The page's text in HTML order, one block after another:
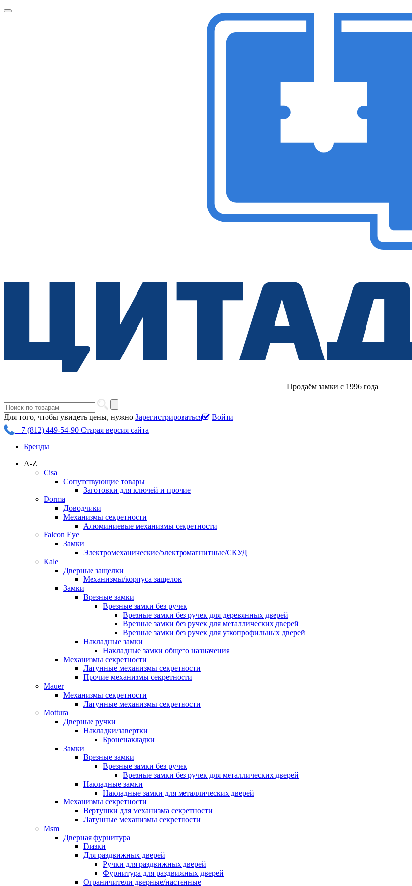
Продаём замки с 1996 года
Для того, чтобы увидеть цены, нужно Зарегистрироваться
Войти
+7 (812) 449-54-90 Старая версия сайта
Бренды
A-Z
Cisa
Сопутствующие товары
Заготовки для ключей и прочие
Dorma
Доводчики
Механизмы секретности
Алюминиевые механизмы секретности
Falcon Eye
Замки
Электромеханические/электромагнитные/СКУД
Kale
Дверные защелки
Механизмы/корпуса защелок
Замки
Врезные замки
Врезные замки без ручек
Врезные замки без ручек для деревянных дверей
Врезные замки без ручек для металлических дверей
Врезные замки без ручек для узкопрофильных дверей
Накладные замки
Накладные замки общего назначения
Механизмы секретности
Латунные механизмы секретности
Прочие механизмы секретности
Mauer
Механизмы секретности
Латунные механизмы секретности
Mottura
Дверные ручки
Накладки/завертки
Броненакладки
Замки
Врезные замки
Врезные замки без ручек
Врезные замки без ручек для металлических дверей
Накладные замки
Накладные замки для металлических дверей
Механизмы секретности
Вертушки для механизма секретности
Латунные механизмы секретности
Msm
Дверная фурнитура
Глазки
Для раздвижных дверей
Ручки для раздвижных дверей
Фурнитура для раздвижных дверей
Ограничители дверные/настенные